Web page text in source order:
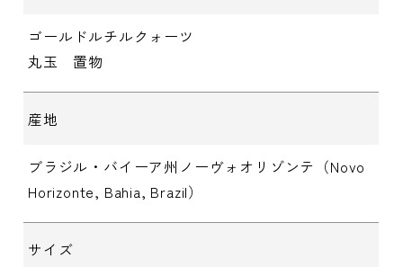
ゴールドルチルクォーツ
丸玉 置物
産地
ブラジル・バイーア州ノーヴォオリゾンテ（Novo
Horizonte, Bahia, Brazil）
サイズ